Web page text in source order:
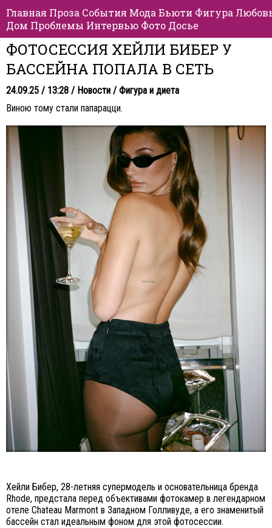
Главная Проза События Мода Бьюти Фигура
Дом Проблемы Интервью Фото Досье
ФОТОСЕССИЯ ХЕЙЛИ БИБЕР У
БАССЕЙНА ПОПАЛА В СЕТЬ
24.09.25 / 13:28 / Новости / Фигура и диета
Виною тому стали папарацци.
Хейли Бибер, 28-летняя супермодель и основательница бренда
Rhode, предстала перед объективами фотокамер в легендарном
отеле Chateau Marmont в Западном Голливуде, а его знаменитый
бассейн стал идеальным фоном для этой фотосессии.